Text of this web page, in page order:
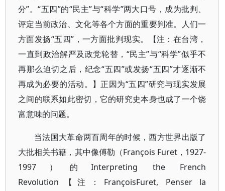
分”。“五四”的“民主”与“科学”两大口号，成为批判、
评定当前政治、文化等各个方面的重要判准。人们一
方面发扬“五四”，一方面批判现实。【注：在台湾，
一直到政治解严及政党轮替，“民主”与“科学”似乎不
再那么迫切之后，纪念“五四”或发扬“五四”才逐渐不
再成为必要的活动。】正因为“五四”研究与现实发展
之间的联系如此密切，它的研究史本身也成了一个饶
富意味的问题。
当法国大革命两百周年的时候，西方世界出版了
大批相关书籍，其中像傅勒（François Furet，1927-
1997）的Interpreting the French
Revolution【注：FrançoisFuret, Penser la